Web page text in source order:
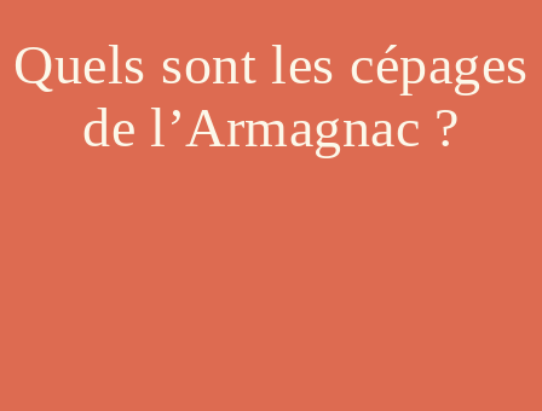
Quels sont les cépages
de l’Armagnac ?